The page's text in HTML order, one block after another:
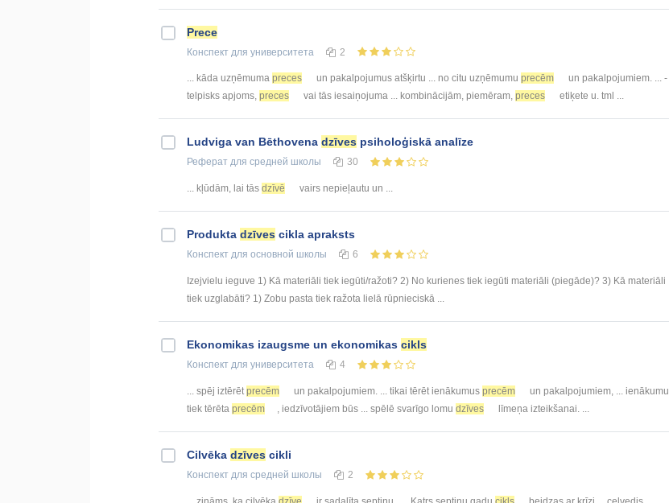
Prece
Конспект для университета 2
... kāda uzņēmuma preces un pakalpojumus atšķirtu ... no citu uzņēmumu precēm
un pakalpojumiem. ... -
telpisks apjoms, preces vai tās iesaiņojuma ... kombinācijām, piemēram, preces etiķete u. tml ...
Ludviga van Bēthovena dzīves psiholoģiskā analīze
Реферат для средней школы 30
... kļūdām, lai tās dzīvē vairs nepieļautu un ...
Produkta dzīves cikla apraksts
Конспект для основной школы 6
Izejvielu ieguve 1) Kā materiāli tiek iegūti/ražoti? 2) No kurienes tiek iegūti materiāli (piegāde)? 3) Kā materiāli
tiek uzglabāti? 1) Zobu pasta tiek ražota lielā rūpnieciskā ...
Ekonomikas izaugsme un ekonomikas cikls
Конспект для университета 4
... spēj iztērētprecēm un pakalpojumiem. ... tikai tērēt ienākumus precēm
un pakalpojumiem, ... ienākumu
tiek tērēta precēm , iedzīvotājiem būs ... spēlē svarīgo lomu dzīves līmeņa izteikšanai. ...
Cilvēka dzīves cikli
Конспект для средней школы 2